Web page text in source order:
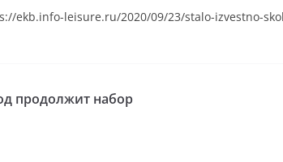
ekb.info-leisure.ru/2020/09/23/stalo-izvestno-
продолжит набор